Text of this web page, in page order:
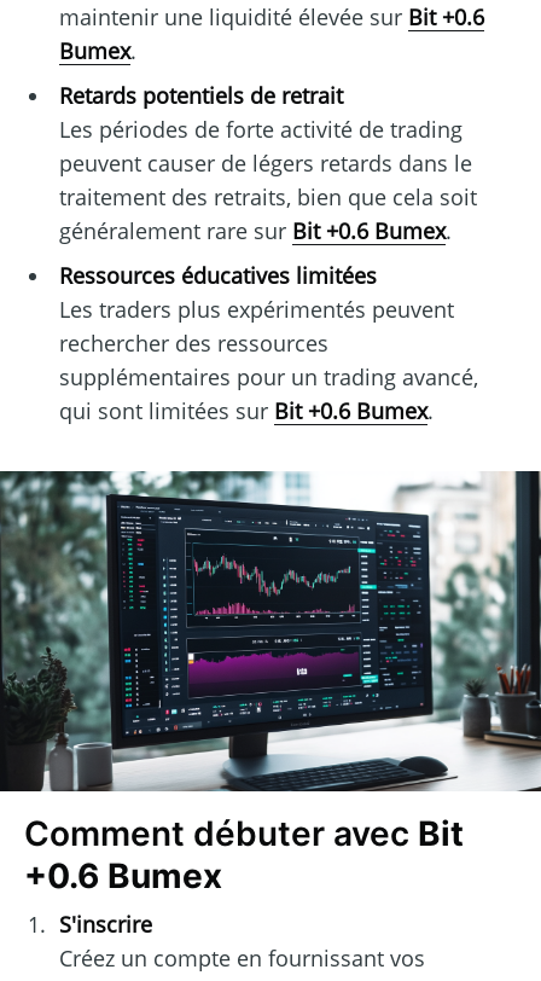
maintenir une liquidité élevée sur Bit +0.6
Bumex.
Retards potentiels de retrait
Les périodes de forte activité de trading
peuvent causer de légers retards dans le
traitement des retraits, bien que cela soit
généralement rare sur Bit +0.6 Bumex.
Ressources éducatives limitées
Les traders plus expérimentés peuvent
rechercher des ressources
supplémentaires pour un trading avancé,
qui sont limitées sur Bit +0.6 Bumex.
Comment débuter avec Bit
+0.6 Bumex
S'inscrire
Créez un compte en fournissant vos